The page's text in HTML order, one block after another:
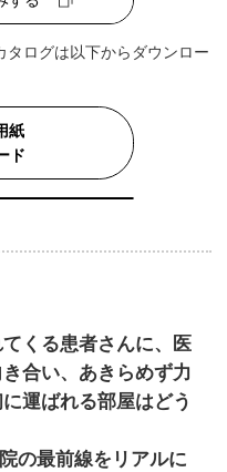
タログは以下からダウンロー
紙
ド
くる患者さんに、医
合い、あきらめず力
運ばれる部屋はどう
の最前線をリアルに